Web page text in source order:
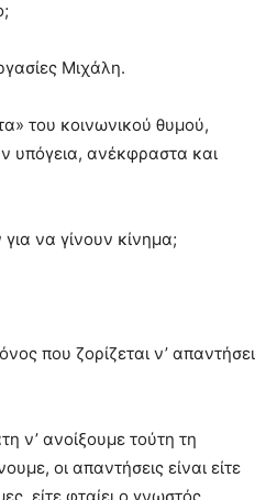
Μιχάλη.
του κοινωνικού θυμού,
υπόγεια, ανέκφραστα και
να γίνουν κίνημα;
που ζορίζεται ν’ απαντήσει
ν’ ανοίξουμε τούτη τη
οι απαντήσεις είναι είτε